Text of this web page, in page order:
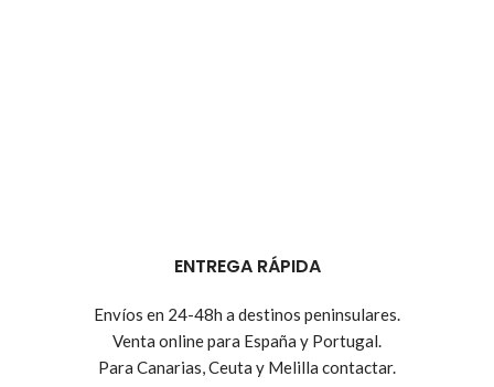
ENTREGA RÁPIDA
Envíos en 24-48h a destinos peninsulares.
Venta online para España y Portugal.
Para Canarias, Ceuta y Melilla contactar.